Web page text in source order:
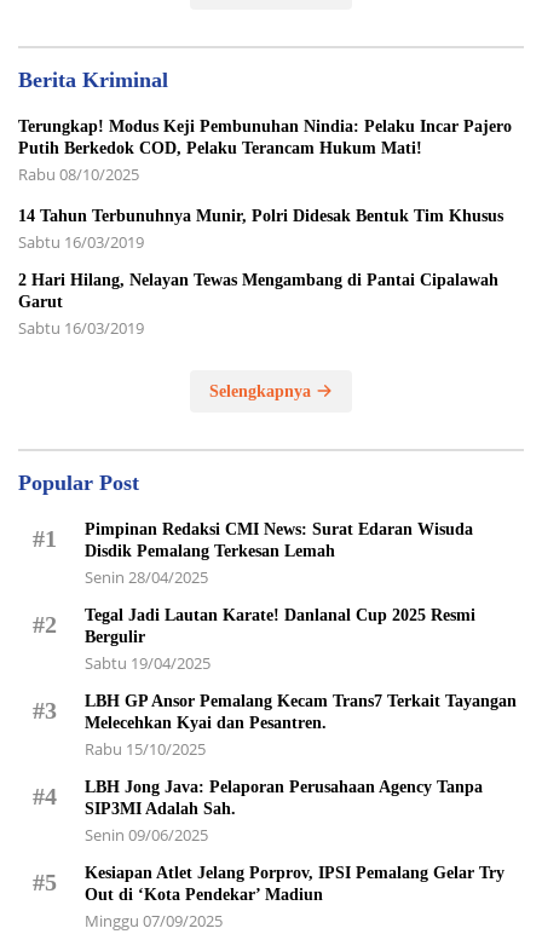
Berita Kriminal
Terungkap! Modus Keji Pembunuhan Nindia: Pelaku Incar Pajero
Putih Berkedok COD, Pelaku Terancam Hukum Mati!
Rabu 08/10/2025
14 Tahun Terbunuhnya Munir, Polri Didesak Bentuk Tim Khusus
Sabtu 16/03/2019
2 Hari Hilang, Nelayan Tewas Mengambang di Pantai Cipalawah
Garut
Sabtu 16/03/2019
Selengkapnya
Popular Post
#1
Pimpinan Redaksi CMI News: Surat Edaran Wisuda
Disdik Pemalang Terkesan Lemah
Senin 28/04/2025
#2
Tegal Jadi Lautan Karate! Danlanal Cup 2025 Resmi
Bergulir
Sabtu 19/04/2025
#3
LBH GP Ansor Pemalang Kecam Trans7 Terkait Tayangan
Melecehkan Kyai dan Pesantren.
Rabu 15/10/2025
#4
LBH Jong Java: Pelaporan Perusahaan Agency Tanpa
SIP3MI Adalah Sah.
Senin 09/06/2025
#5
Kesiapan Atlet Jelang Porprov, IPSI Pemalang Gelar Try
Out di ‘Kota Pendekar’ Madiun
Minggu 07/09/2025